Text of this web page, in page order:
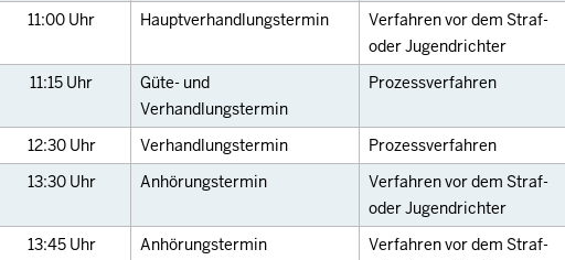
11:00 Uhr Hauptverhandlungstermin
Verfahren vor dem Straf-
oder Jugendrichter
11:15 Uhr
Güte- und
Verhandlungstermin
Prozessverfahren
12:30 Uhr Verhandlungstermin
Prozessverfahren
13:30 Uhr Anhörungstermin
Verfahren vor dem Straf-
oder Jugendrichter
13:45 Uhr Anhörungstermin
Verfahren vor dem Straf-